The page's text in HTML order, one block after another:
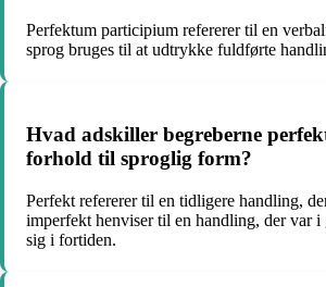
Perfektum participium refererer til en
sprog bruges til at udtrykke fuldførte
Hvad adskiller begreberne
forhold til sproglig form?
Perfekt refererer til en tidligere handling,
imperfekt henviser til en handling, der var i
sig i fortiden.